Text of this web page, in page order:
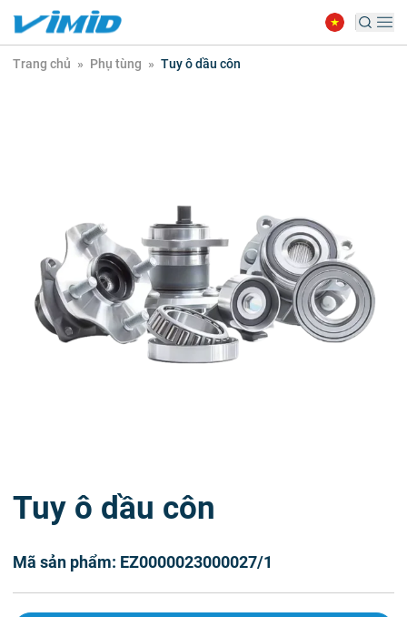
Trang chủ » Phụ tùng » Tuy ô dầu côn
Tuy ô dầu côn
Mã sản phẩm: EZ0000023000027/1